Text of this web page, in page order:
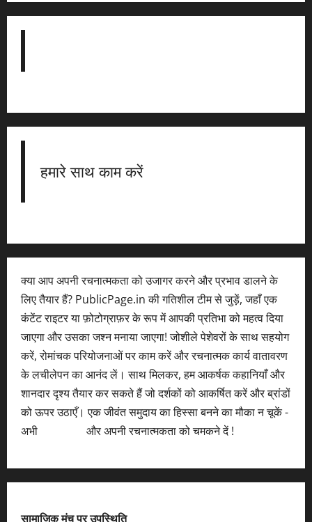
हमारे साथ काम करें
क्या आप अपनी रचनात्मकता को उजागर करने और प्रभाव डालने के
लिए तैयार हैं? PublicPage.in की गतिशील टीम से जुड़ें, जहाँ एक
कंटेंट राइटर या फ़ोटोग्राफ़र के रूप में आपकी प्रतिभा को महत्व दिया
जाएगा और उसका जश्न मनाया जाएगा! जोशीले पेशेवरों के साथ सहयोग
करें, रोमांचक परियोजनाओं पर काम करें और रचनात्मक कार्य वातावरण
के लचीलेपन का आनंद लें। साथ मिलकर, हम आकर्षक कहानियाँ और
शानदार दृश्य तैयार कर सकते हैं जो दर्शकों को आकर्षित करें और ब्रांडों
को ऊपर उठाएँ। एक जीवंत समुदाय का हिस्सा बनने का मौका न चूकें -
अभी
और अपनी रचनात्मकता को चमकने दें !
सामाजिक मंच पर उपस्थिति